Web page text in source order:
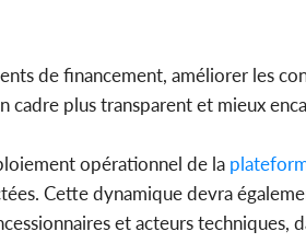
de financement, améliorer les
cadre plus transparent et mieux
opérationnel de la
Cette dynamique devra
et acteurs techniques,